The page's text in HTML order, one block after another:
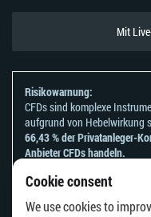
Cookie consent
We use cookies to
Mit
Risikowarnung:
CFDs sind komplexe
aufgrund von Hebelwirkung
66,43 % der Privatanleger-
Anbieter CFDs handeln.
ob Sie es sich leisten
Bitte beachten Sie unsere
Die Informationen auf